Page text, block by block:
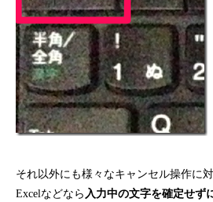
それ以外にも様々なキャンセル操作に
Excelなどなら 入力中の文字を確定せず